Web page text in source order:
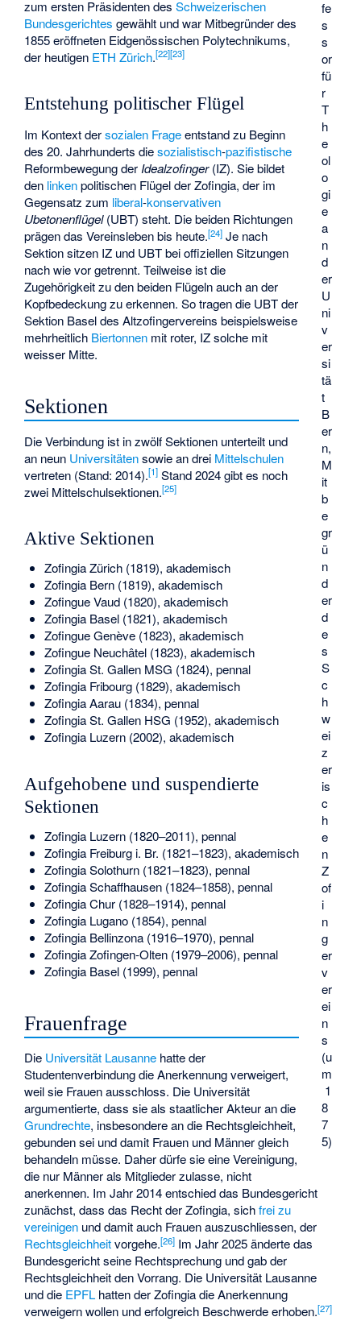
fe
s
s
or
fü
r
T
h
e
ol
o
gi
e
a
n
d
er
U
ni
v
er
si
tä
t
B
er
n,
M
it
b
e
gr
ü
n
d
er
d
e
s
S
c
h
w
ei
z
er
is
c
h
e
n
Z
of
i
n
g
er
v
er
ei
n
s
(u
m
1
8
7
5)
zum ersten Präsidenten desSchweizerischen
Bundesgerichtes gewählt und war Mitbegründer des
1855 eröffneten Eidgenössischen Polytechnikums,
der heutigen ETH Zürich.[22][23]
Entstehung politischer Flügel
Im Kontext dersozialen Frageentstand zu Beginn
des 20. Jahrhunderts diesozialistisch-pazifistische
Reformbewegung derIdealzofinger(IZ). Sie bildet
den linkenpolitischen Flügel der Zofingia, der im
Gegensatz zum liberal-konservativen
Ubetonenflügel(UBT) steht. Die beiden Richtungen
prägen das Vereinsleben bis heute.[24] Je nach
Sektion sitzen IZ und UBT bei offiziellen Sitzungen
nach wie vor getrennt. Teilweise ist die
Zugehörigkeit zu den beiden Flügeln auch an der
Kopfbedeckung zu erkennen. So tragen die UBT der
Sektion Basel des Altzofingervereins beispielsweise
mehrheitlich Biertonnen mit roter, IZ solche mit
weisser Mitte.
Sektionen
Die Verbindung ist in zwölf Sektionen unterteilt und
an neun Universitätensowie an drei Mittelschulen
vertreten (Stand: 2014).[1] Stand 2024 gibt es noch
zwei Mittelschulsektionen.[25]
Aktive Sektionen
Zofingia Zürich (1819), akademisch
Zofingia Bern(1819), akademisch
Zofingue Vaud (1820), akademisch
Zofingia Basel (1821), akademisch
Zofingue Genève (1823), akademisch
Zofingue Neuchâtel (1823), akademisch
Zofingia St. Gallen MSG (1824), pennal
Zofingia Fribourg (1829), akademisch
Zofingia Aarau (1834), pennal
Zofingia St. Gallen HSG (1952), akademisch
Zofingia Luzern (2002), akademisch
Aufgehobene und suspendierte
Sektionen
Zofingia Luzern (1820–2011), pennal
Zofingia Freiburg i. Br. (1821–1823), akademisch
Zofingia Solothurn (1821–1823), pennal
Zofingia Schaffhausen (1824–1858), pennal
Zofingia Chur (1828–1914), pennal
Zofingia Lugano (1854), pennal
Zofingia Bellinzona (1916–1970), pennal
Zofingia Zofingen-Olten (1979–2006), pennal
Zofingia Basel (1999), pennal
Frauenfrage
Die Universität Lausanne hatte der
Studentenverbindung die Anerkennung verweigert,
weil sie Frauen ausschloss. Die Universität
argumentierte, dass sie als staatlicher Akteur an die
Grundrechte, insbesondere an die Rechtsgleichheit,
gebunden sei und damit Frauen und Männer gleich
behandeln müsse. Daher dürfe sie eine Vereinigung,
die nur Männer als Mitglieder zulasse, nicht
anerkennen. Im Jahr 2014 entschied das Bundesgericht
zunächst, dass das Recht der Zofingia, sichfrei zu
vereinigen und damit auch Frauen auszuschliessen, der
Rechtsgleichheitvorgehe.[26] Im Jahr 2025 änderte das
Bundesgericht seine Rechtsprechung und gab der
Rechtsgleichheit den Vorrang. Die Universität Lausanne
und die EPFL hatten der Zofingia die Anerkennung
verweigern wollen und erfolgreich Beschwerde erhoben.[27]